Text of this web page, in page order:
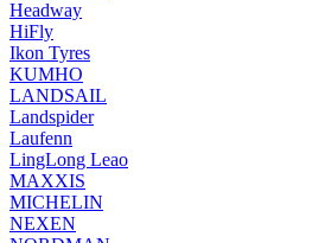
Headway
HiFly
Ikon Tyres
KUMHO
LANDSAIL
Landspider
Laufenn
LingLong Leao
MAXXIS
MICHELIN
NEXEN